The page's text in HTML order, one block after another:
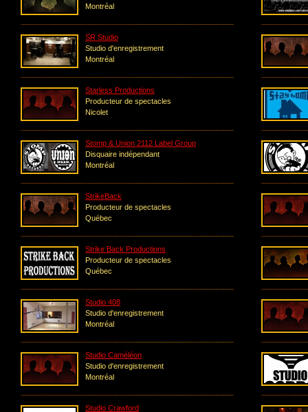
Montréal
SR Studio
Studio d'enregistrement
Montréal
Starless Productions
Producteur de spectacles
Nicolet
Stomp & Union 2112 Label Group
Disquaire indépendant
Montréal
StrikeBack
Producteur de spectacles
Québec
Strike Back Productions
Producteur de spectacles
Québec
Studio 408
Studio d'enregistrement
Montréal
Studio Caméléon
Studio d'enregistrement
Montréal
Studio Crawford